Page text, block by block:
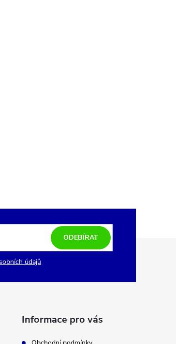
údajů
ODEBÍRAT
Informace pro vás